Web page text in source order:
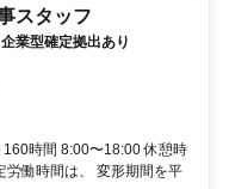
スタッフ
業型確定拠出あり
時間 8:00〜18:00 休憩時
労働時間は、 変形期間を平